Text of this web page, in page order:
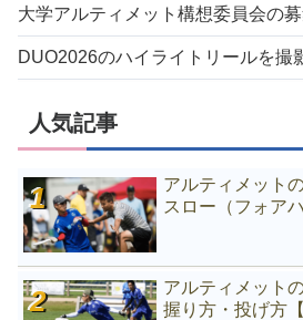
大学アルティメット構想委員会の
DUO2026のハイライトリールを撮
人気記事
アルティメット
スロー（フォア
アルティメット
握り方・投げ方